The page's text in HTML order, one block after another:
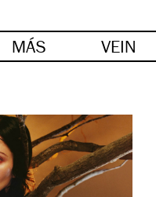
MÁS VEIN